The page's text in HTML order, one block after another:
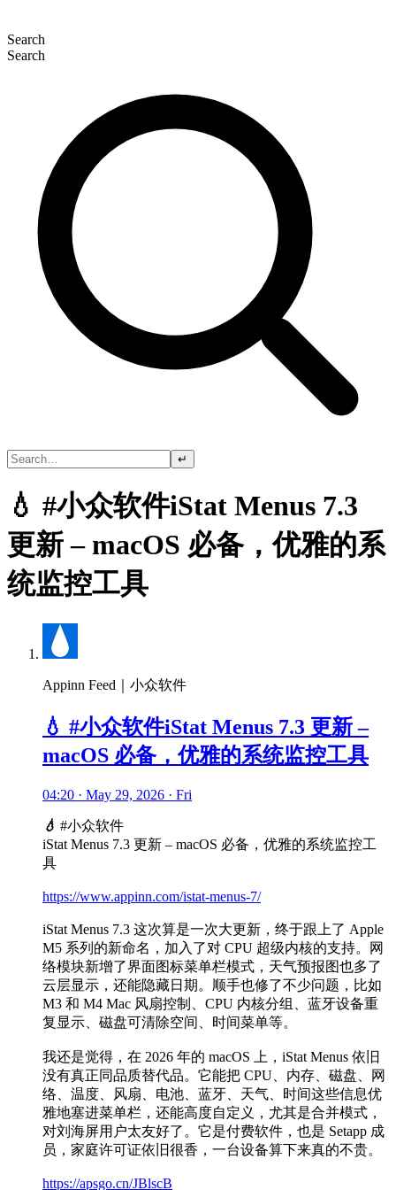
Search
Search
↵
💧 #小众软件iStat Menus 7.3
更新 – macOS 必备，优雅的系
统监控工具
Appinn Feed｜小众软件
💧 #小众软件iStat Menus 7.3 更新 –
macOS 必备，优雅的系统监控工具
04:20 · May 29, 2026 · Fri
💧 #小众软件
iStat Menus 7.3 更新 – macOS 必备，优雅的系统监控工
具
https://www.appinn.com/istat-menus-7/
iStat Menus 7.3 这次算是一次大更新，终于跟上了 Apple
M5 系列的新命名，加入了对 CPU 超级内核的支持。网
络模块新增了界面图标菜单栏模式，天气预报图也多了
云层显示，还能隐藏日期。顺手也修了不少问题，比如
M3 和 M4 Mac 风扇控制、CPU 内核分组、蓝牙设备重
复显示、磁盘可清除空间、时间菜单等。
我还是觉得，在 2026 年的 macOS 上，iStat Menus 依旧
没有真正同品质替代品。它能把 CPU、内存、磁盘、网
络、温度、风扇、电池、蓝牙、天气、时间这些信息优
雅地塞进菜单栏，还能高度自定义，尤其是合并模式，
对刘海屏用户太友好了。它是付费软件，也是 Setapp 成
员，家庭许可证依旧很香，一台设备算下来真的不贵。
https://apsgo.cn/JBlscB